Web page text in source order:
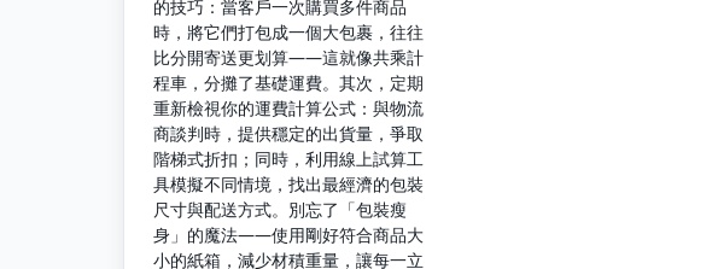
的技巧：當客戶一次購買多件商品
時，將它們打包成一個大包裹，往往
比分開寄送更划算——這就像共乘計
程車，分攤了基礎運費。其次，定期
重新檢視你的運費計算公式：與物流
商談判時，提供穩定的出貨量，爭取
階梯式折扣；同時，利用線上試算工
具模擬不同情境，找出最經濟的包裝
尺寸與配送方式。別忘了「包裝瘦
身」的魔法——使用剛好符合商品大
小的紙箱，減少材積重量，讓每一立